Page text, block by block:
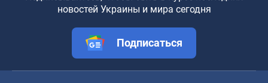
новостей Украины и мира сегодня
Подписаться